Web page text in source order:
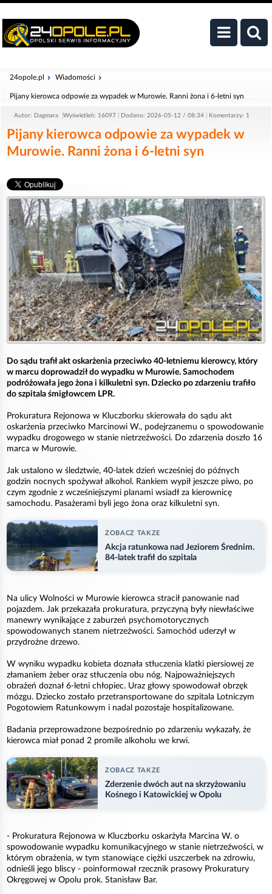
24opole.pl Wiadomości
Pijany kierowca odpowie za wypadek w Murowie. Ranni żona i 6-letni syn
Autor: Dagmara Wyświetleń: 16097 Dodano: 2026-05-12 / 08:34 Komentarzy: 1
Pijany kierowca odpowie za wypadek w
Murowie. Ranni żona i 6-letni syn
Do sądu trafił akt oskarżenia przeciwko 40-letniemu kierowcy, który
w marcu doprowadził do wypadku w Murowie. Samochodem
podróżowała jego żona i kilkuletni syn. Dziecko po zdarzeniu trafiło
do szpitala śmigłowcem LPR.
Prokuratura Rejonowa w Kluczborku skierowała do sądu akt
oskarżenia przeciwko Marcinowi W., podejrzanemu o spowodowanie
wypadku drogowego w stanie nietrzeźwości. Do zdarzenia doszło 16
marca w Murowie.
Jak ustalono w śledztwie, 40-latek dzień wcześniej do późnych
godzin nocnych spożywał alkohol. Rankiem wypił jeszcze piwo, po
czym zgodnie z wcześniejszymi planami wsiadł za kierownicę
samochodu. Pasażerami byli jego żona oraz kilkuletni syn.
ZOBACZ TAKZE
Akcja ratunkowa nad Jeziorem Średnim.
84-latek trafił do szpitala
Na ulicy Wolności w Murowie kierowca stracił panowanie nad
pojazdem. Jak przekazała prokuratura, przyczyną były niewłaściwe
manewry wynikające z zaburzeń psychomotorycznych
spowodowanych stanem nietrzeźwości. Samochód uderzył w
przydrożne drzewo.
W wyniku wypadku kobieta doznała stłuczenia klatki piersiowej ze
złamaniem żeber oraz stłuczenia obu nóg. Najpoważniejszych
obrażeń doznał 6-letni chłopiec. Uraz głowy spowodował obrzęk
mózgu. Dziecko zostało przetransportowane do szpitala Lotniczym
Pogotowiem Ratunkowym i nadal pozostaje hospitalizowane.
Badania przeprowadzone bezpośrednio po zdarzeniu wykazały, że
kierowca miał ponad 2 promile alkoholu we krwi.
ZOBACZ TAKZE
Zderzenie dwóch aut na skrzyżowaniu
Kośnego i Katowickiej w Opolu
- Prokuratura Rejonowa w Kluczborku oskarżyła Marcina W. o
spowodowanie wypadku komunikacyjnego w stanie nietrzeźwości, w
którym obrażenia, w tym stanowiące ciężki uszczerbek na zdrowiu,
odnieśli jego bliscy - poinformował rzecznik prasowy Prokuratury
Okręgowej w Opolu prok. Stanisław Bar.